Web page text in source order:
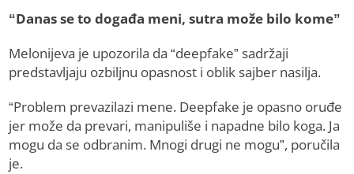
“Danas se to događa meni, sutra može bilo kome”
Melonijeva je upozorila da “deepfake” sadržaji
predstavljaju ozbiljnu opasnost i oblik sajber nasilja.
“Problem prevazilazi mene. Deepfake je opasno oruđe
jer može da prevari, manipuliše i napadne bilo koga. Ja
mogu da se odbranim. Mnogi drugi ne mogu”, poručila
je.